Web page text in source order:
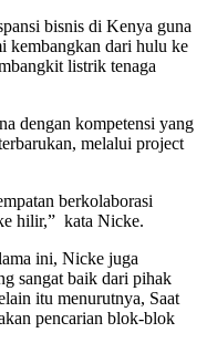
bisnis di Kenya guna
kembangkan dari hulu ke
listrik tenaga
dengan kompetensi yang
melalui project
berkolaborasi
hilir,” kata Nicke.
ini, Nicke juga
sangat baik dari pihak
itu menurutnya, Saat
pencarian blok-blok